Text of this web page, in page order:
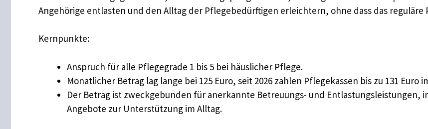
Angehörige entlasten und den Alltag der Pflegebedürftigen erleichtern, ohne dass das
Kernpunkte:
Anspruch für alle Pflegegrade 1 bis 5 bei häuslicher Pflege.
Monatlicher Betrag lag lange bei 125 Euro, seit 2026 zahlen Pflegekassen bis zu 131 Euro
Der Betrag ist zweckgebunden für anerkannte Betreuungs- und Entlastungsleistungen,
Angebote zur Unterstützung im Alltag.